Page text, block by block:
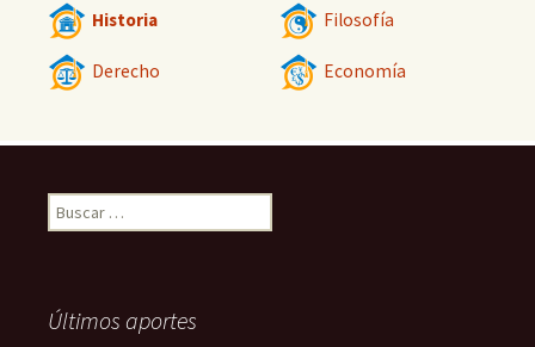
Historia Filosofía
Derecho Economía
Buscar:
Últimos aportes